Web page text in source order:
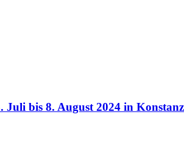
Juli bis 8. August 2024 in